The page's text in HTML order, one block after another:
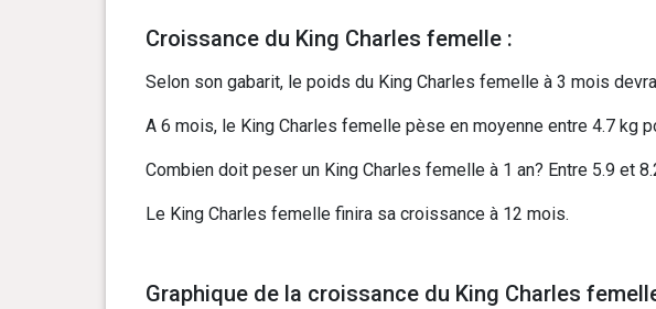
Croissance du King Charles femelle :
Selon son gabarit, le poids du King Charles femelle à 3 mois
A 6 mois, le King Charles femelle pèse en moyenne entre 4.7
Combien doit peser un King Charles femelle à 1 an? Entre 5.9 et
Le King Charles femelle finira sa croissance à 12 mois.
Graphique de la croissance du King Charles